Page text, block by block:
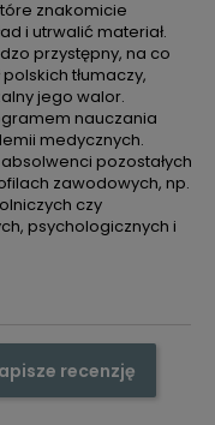
znakomicie
i utrwalić materiał.
przystępny, na co
tłumaczy,
jego walor.
nauczania
medycznych.
pozostałych
zawodowych, np.
czy
psychologicznych i
recenzję